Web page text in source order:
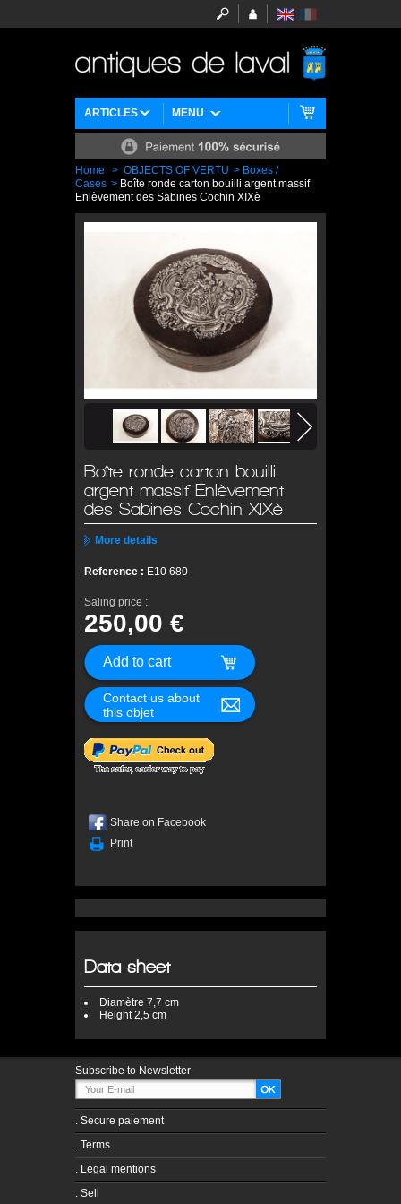
MENU
ARTICLES
Home > OBJECTS OF VERTU > Boxes /
Cases > Boîte ronde carton bouilli argent massif
Enlèvement des Sabines Cochin XIXè
Boîte ronde carton bouilli
argent massif Enlèvement
des Sabines Cochin XIXè
More details
Reference : E10 680
Saling price :
250,00 €
Contact us about
this objet
Share on Facebook
Print
Data sheet
Diamètre 7,7 cm
Height2,5 cm
Subscribe to Newsletter
. Secure paiement
. Terms
. Legal mentions
. Sell